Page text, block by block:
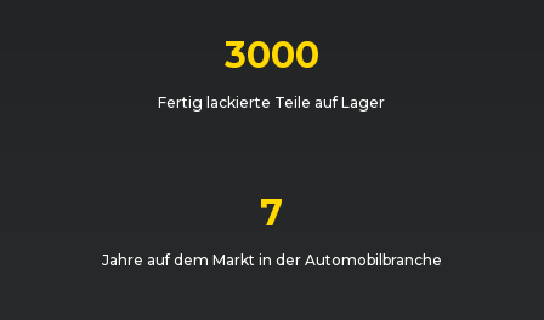
3000
Fertig lackierte Teile auf Lager
7
Jahre auf dem Markt in der Automobilbranche